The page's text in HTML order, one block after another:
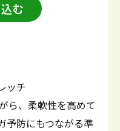
む
ッチ
ら、柔軟性を高めて
予防にもつながる準